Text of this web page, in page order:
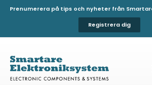
Prenumerera på tips och nyheter från
Registrera dig